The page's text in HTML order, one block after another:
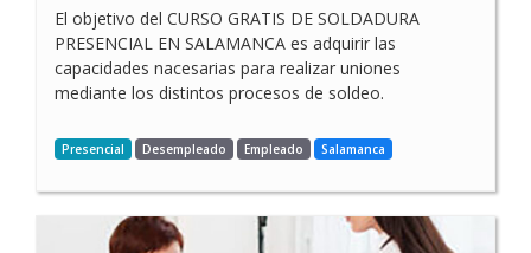
El objetivo del CURSO GRATIS DE SOLDADURA
PRESENCIAL EN SALAMANCA es adquirir las
capacidades nacesarias para realizar uniones
mediante los distintos procesos de soldeo.
Presencial Desempleado Empleado Salamanca